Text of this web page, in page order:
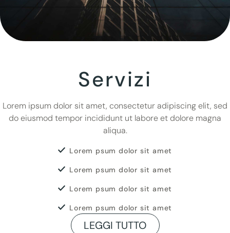
Servizi
Lorem ipsum dolor sit amet, consectetur adipiscing elit, sed
do eiusmod tempor incididunt ut labore et dolore magna
aliqua.
Lorem psum dolor sit amet
Lorem psum dolor sit amet
Lorem psum dolor sit amet
Lorem psum dolor sit amet
LEGGI TUTTO